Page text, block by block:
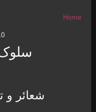
Home
10
سلوک
شعائر و